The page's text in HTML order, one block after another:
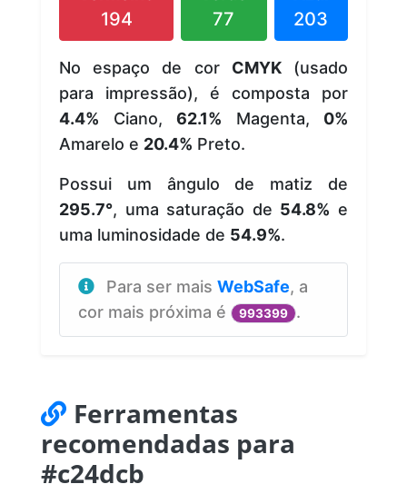
194 77 203
No espaço de cor CMYK(usado
para impressão), é composta por
4.4% Ciano, 62.1% Magenta, 0%
Amarelo e 20.4% Preto.
Possui um ângulo de matiz de
295.7°, uma saturação de 54.8% e
uma luminosidade de 54.9%.
Para ser mais WebSafe, a
cor mais próxima é
993399 .
Ferramentas
recomendadas para
#c24dcb